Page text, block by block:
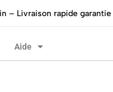
– Livraison rapide garantie
Aide